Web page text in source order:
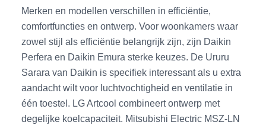
Merken en modellen verschillen in efficiëntie,
comfortfuncties en ontwerp. Voor woonkamers waar
zowel stijl als efficiëntie belangrijk zijn, zijn Daikin
Perfera en Daikin Emura sterke keuzes. De Ururu
Sarara van Daikin is specifiek interessant als u extra
aandacht wilt voor luchtvochtigheid en ventilatie in
één toestel. LG Artcool combineert ontwerp met
degelijke koelcapaciteit. Mitsubishi Electric MSZ-LN